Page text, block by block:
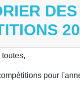
DES
pour